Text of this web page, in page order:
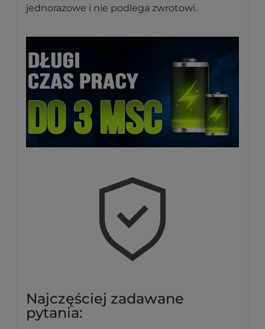
jednorazowe i nie podlega zwrotowi.
Najczęściej zadawane
pytania: